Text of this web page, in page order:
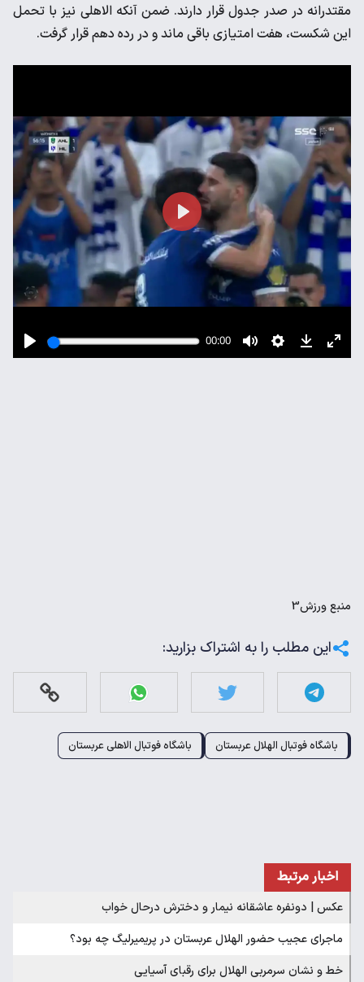
مقتدرانه در صدر جدول قرار دارند. ضمن آنکه الاهلی نیز با تحمل
این شکست، هفت امتیازی باقی ماند و در رده دهم قرار گرفت.
منبعورزش3
این مطلب را به اشتراک بزارید:
باشگاه فوتبال الهلال عربستان باشگاه فوتبال الاهلی عربستان
اخبار مرتبط
عکس | دونفره عاشقانه نیمار و دخترش درحال خواب
ماجرای عجیب حضور الهلال عربستان در پریمیرلیگ چه بود؟
خط و نشان سرمربی الهلال برای رقبای آسیایی